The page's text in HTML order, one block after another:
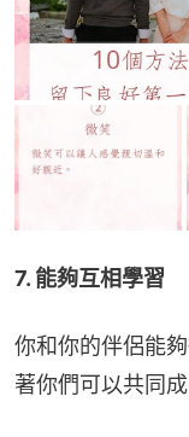
7. 能夠互相學習
你和你的伴侶能
著你們可以共同